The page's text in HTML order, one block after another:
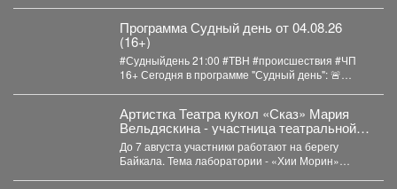
Программа Судный день от 04.08.26
(16+)
#Судныйдень 21:00 #ТВН #происшествия #ЧП
16+ Сегодня в программе "Судный день": 🚨
Артистка Театра кукол «Сказ» Мария
Вельдяскина - участница театральной
лаборатории «Хии Морин: поэзия
стихий» на Байкале.
До 7 августа участники работают на берегу
Байкала. Тема лаборатории - «Хии Морин»